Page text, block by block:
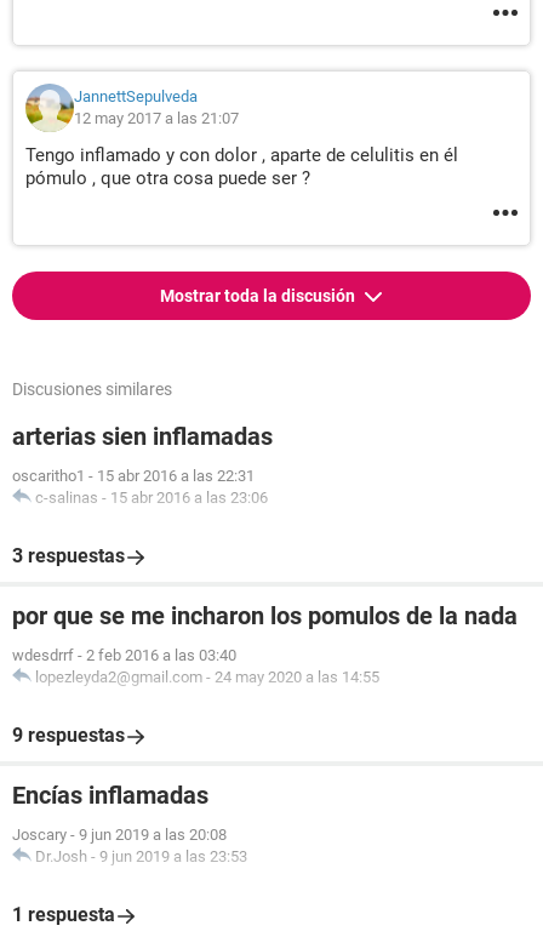
JannettSepulveda
12 may 2017 a las 21:07
Tengo inflamado y con dolor , aparte de celulitis en él
pómulo , que otra cosa puede ser ?
Mostrar toda la discusión
Discusiones similares
arterias sien inflamadas
oscaritho1 - 15 abr 2016 a las 22:31
c-salinas - 15 abr 2016 a las 23:06
3 respuestas
por que se me incharon los pomulos de la nada
wdesdrrf - 2 feb 2016 a las 03:40
lopezleyda2@gmail.com - 24 may 2020 a las 14:55
9 respuestas
Encías inflamadas
Joscary - 9 jun 2019 a las 20:08
Dr.Josh - 9 jun 2019 a las 23:53
1 respuesta